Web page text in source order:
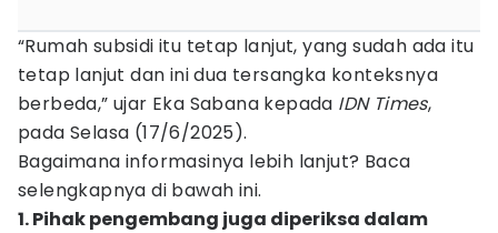
“Rumah subsidi itu tetap lanjut, yang sudah ada itu
tetap lanjut dan ini dua tersangka konteksnya
berbeda,” ujar Eka Sabana kepada IDN Times,
pada Selasa (17/6/2025).
Bagaimana informasinya lebih lanjut? Baca
selengkapnya di bawah ini.
1. Pihak pengembang juga diperiksa dalam